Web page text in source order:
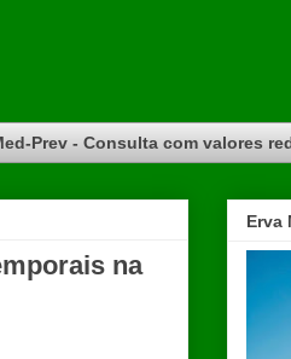
Prev - Consulta com valores
na
Erva